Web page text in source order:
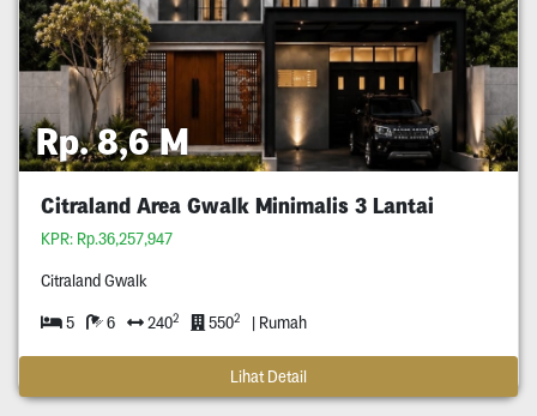
Rp. 8,6 M
Citraland Area Gwalk Minimalis 3 Lantai
KPR: Rp.36,257,947
Citraland Gwalk
5 6 2402 5502 | Rumah
Lihat Detail